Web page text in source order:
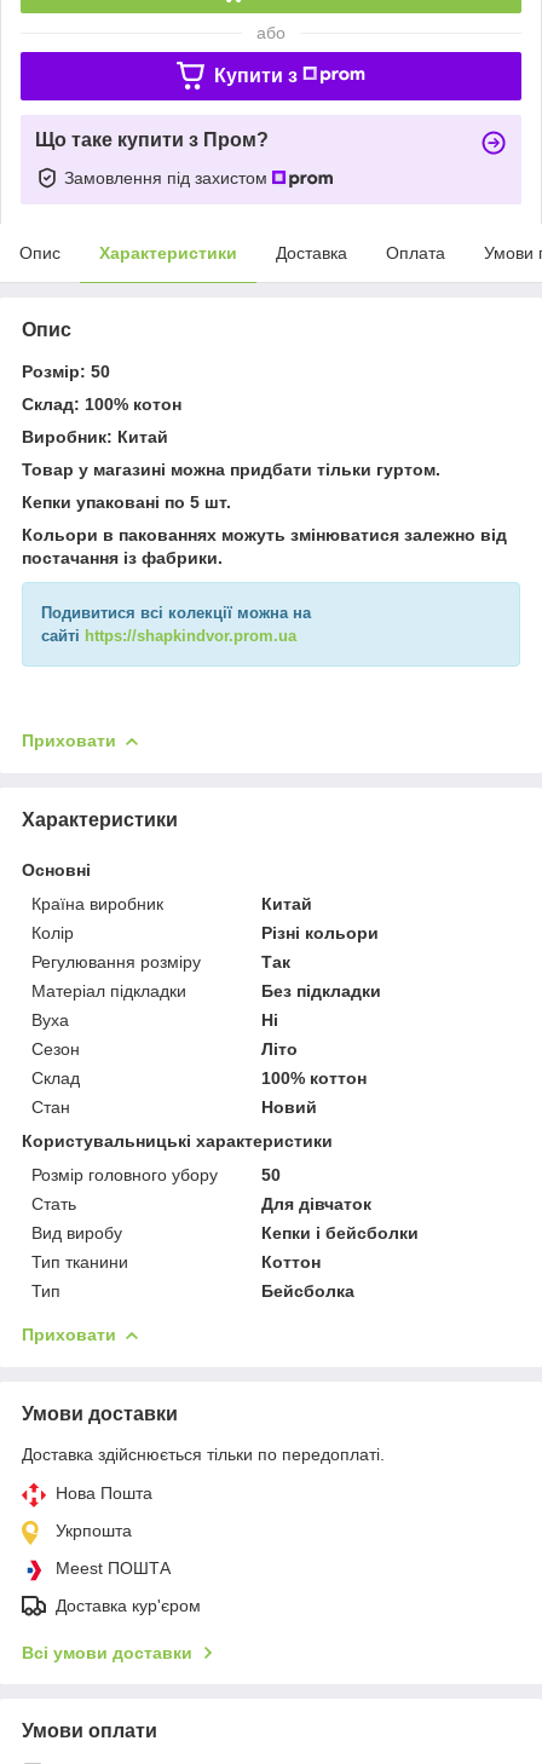
або
Купити з
Що таке купити з Пром?
Замовлення під захистом
Опис Характеристики Доставка Оплата Умови
Опис
Розмір: 50
Склад: 100% котон
Виробник: Китай
Товар у магазині можна придбати тільки гуртом.
Кепки упаковані по 5 шт.
Кольори в пакованнях можуть змінюватися залежно від
постачання із фабрики.
Подивитися всі колекції можна на
сайті https://shapkindvor.prom.ua
Приховати
Характеристики
Основні
Країна виробник
Китай
Колір
Різні кольори
Регулювання розміру
Так
Матеріал підкладки
Без підкладки
Вуха
Ні
Сезон
Літо
Склад
100% коттон
Стан
Новий
Користувальницькі характеристики
Розмір головного убору
50
Стать
Для дівчаток
Вид виробу
Кепки і бейсболки
Тип тканини
Коттон
Тип
Бейсболка
Приховати
Умови доставки
Доставка здійснюється тільки по передоплаті.
Нова Пошта
Укрпошта
Meest ПОШТА
Доставка кур'єром
Всі умови доставки
Умови оплати